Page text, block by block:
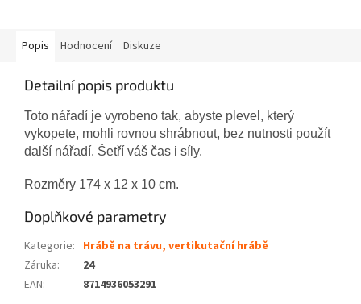
Popis Hodnocení Diskuze
Detailní popis produktu
Toto nářadí je vyrobeno tak, abyste plevel, který
vykopete, mohli rovnou shrábnout, bez nutnosti použít
další nářadí. Šetří váš čas i síly.
Rozměry 174 x 12 x 10 cm.
Doplňkové parametry
Kategorie: Hrábě na trávu, vertikutační hrábě
Záruka:
24
EAN: 8714936053291